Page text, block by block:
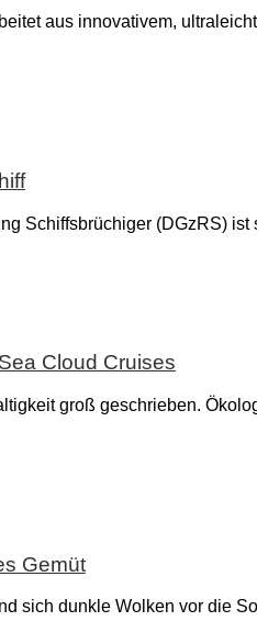
aus innovativem,
Schiffsbrüchiger (DGzRS)
Cloud Cruises
groß geschrieben.
Gemüt
sich dunkle Wolken vor die